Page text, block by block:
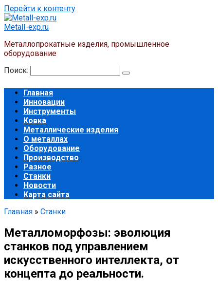
Перейти к контенту
Metall-exp.ru
Металлопрокатные изделия, промышленное
оборудование
Поиск:
Главная
Инновации
Инструменты
Ковка
Металлические изделия
О металлах
Оборудование
Производство
Разное
Станки
Новости
Карта сайта
Главная » Станки
Металломорфозы: эволюция
станков под управлением
искусственного интеллекта, от
концепта до реальности.